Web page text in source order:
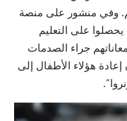
وفي منشور على منصة
على التعليم
جراء الصدمات
هؤلاء الأطفال إلى